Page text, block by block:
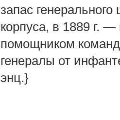
запас
корпуса, в 1889 г.
помощником
генералы от
энц.}